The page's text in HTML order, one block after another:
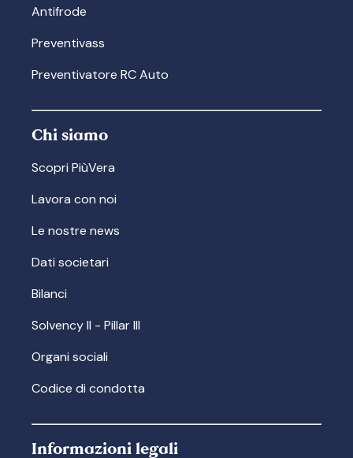
Antifrode
Preventivass
Preventivatore RC Auto
Chi siamo
Scopri PiùVera
Lavora con noi
Le nostre news
Dati societari
Bilanci
Solvency II - Pillar III
Organi sociali
Codice di condotta
Informazioni legali